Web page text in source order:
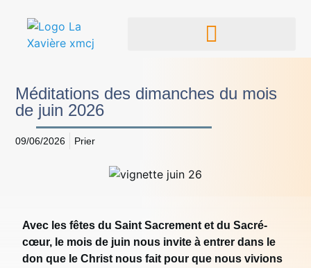
Méditations des dimanches du mois
de juin 2026
09/06/2026 Prier
Avec les fêtes du Saint Sacrement et du Sacré-
cœur, le mois de juin nous invite à entrer dans le
don que le Christ nous fait pour que nous vivions